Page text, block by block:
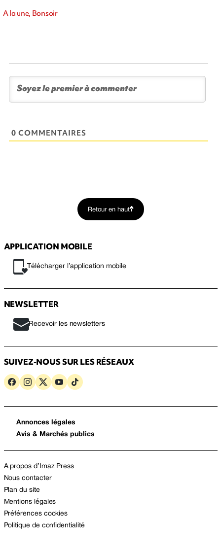
A la une, Bonsoir
0 COMMENTAIRES
Retour en haut
APPLICATION MOBILE
Télécharger l’application mobile
NEWSLETTER
Recevoir les newsletters
SUIVEZ-NOUS SUR LES RÉSEAUX
Annonces légales
Avis & Marchés publics
A propos d’Imaz Press
Nous contacter
Plan du site
Mentions légales
Préférences cookies
Politique de confidentialité